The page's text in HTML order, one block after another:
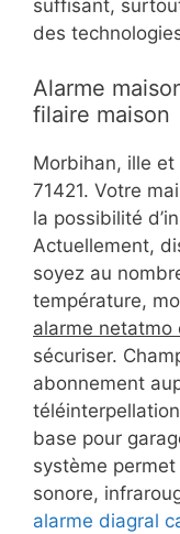
suffisant,
des
Alarme
filaire maison
Morbihan, ille et
71421. Votre
la possibilité
Actuellement,
soyez au
température,
alarme netatmo
sécuriser.
abonnement
base pour
système
sonore,
alarme diagral